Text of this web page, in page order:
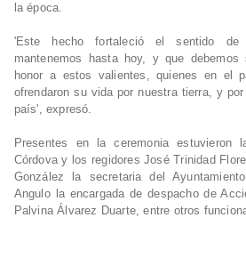
la época.
'Este hecho fortaleció el sentido de
mantenemos hasta hoy, y que debemos
honor a estos valientes, quienes en el
ofrendaron su vida por nuestra tierra, y
país', expresó.
Presentes en la ceremonia estuvieron
Córdova y los regidores José Trinidad
González la secretaria del
Angulo la encargada de despacho de
Palvina Álvarez Duarte, entre otros